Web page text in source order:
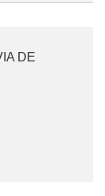
DE